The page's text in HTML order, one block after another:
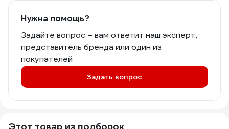
Нужна помощь?
Задайте вопрос – вам ответит наш эксперт,
представитель бренда или один из
покупателей
Задать вопрос